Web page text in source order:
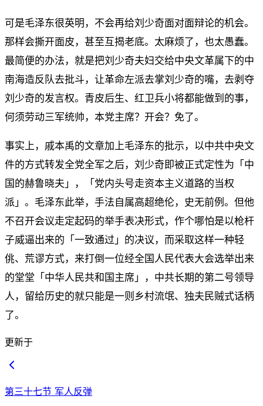
可是毛泽东很英明，不会再给刘少奇面对面辩论的机会。
那样会撕开面皮，甚至互揭老底。太麻烦了，也太愚蠢。
最简便的办法，就是把刘少奇夫妇交给中央文革属下的中
南海造反队去批斗，让革命左派去掌刘少奇的嘴，去剥夺
刘少奇的发言权。青皮后生、红卫兵小将都能做到的事，
何须劳动三军统帅，本党主席？开会？免了。
事实上，戚本禹的文章加上毛泽东的批示，以中共中央文
件的方式转发全党全军之后，刘少奇即被正式定性为「中
国的赫鲁晓夫」，「党内头号走资本主义道路的当权
派」。毛泽东此举，手法自属高超绝伦，史无前例。但他
不召开会议走定起码的举手表决形式，作个哪怕是以枪杆
子威逼出来的「一致通过」的决议，而采取这样一种轻
佻、荒谬方式，来打倒一位经全国人民代表大会选举出来
的堂堂「中华人民共和国主席」，中共长期的第二号领导
人，留给历史的就只能是一则乡村流氓、独夫民贼式话柄
了。
更新于
第三十七节 军人反弹